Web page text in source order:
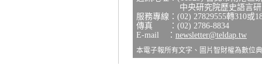
中央研究院歷史語言研究
服務專線：(02) 27829555轉310或
傳真 ：(02) 2786-8834
E-mail ： newsletter@teldap.tw
本電子報所有文字、圖片智財權為數位